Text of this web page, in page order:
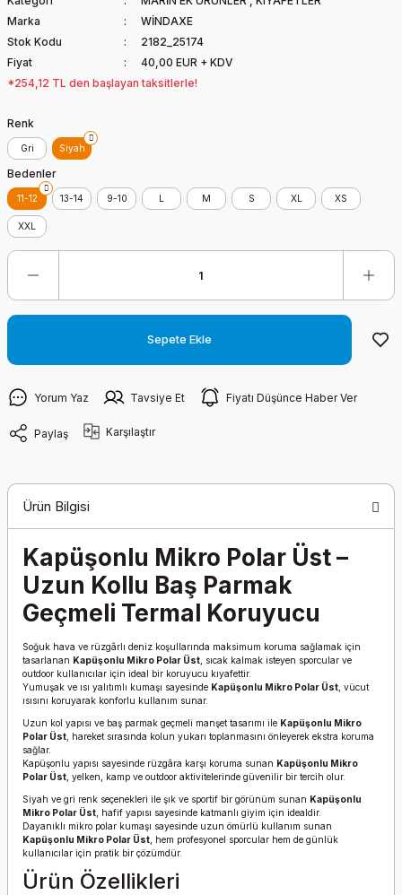
Marka
WİNDAXE
Stok Kodu
2182_25174
Fiyat
40,00 EUR + KDV
*254,12 TL den başlayan taksitlerle!
Renk
Gri Siyah
Bedenler
11-12 13-14 9-10 L M S XL XS
XXL
Sepete Ekle
Yorum Yaz Tavsiye Et Fiyatı Düşünce Haber Ver
Paylaş Karşılaştır
Ürün Bilgisi
Kapüşonlu Mikro Polar Üst –
Uzun Kollu Baş Parmak
Geçmeli Termal Koruyucu
Soğuk hava ve rüzgârlı deniz koşullarında maksimum koruma sağlamak için
tasarlanan Kapüşonlu Mikro Polar Üst , sıcak kalmak isteyen sporcular ve
outdoor kullanıcılar için ideal bir koruyucu kıyafettir.
Yumuşak ve ısı yalıtımlı kumaşı sayesinde Kapüşonlu Mikro Polar Üst , vücut
ısısını koruyarak konforlu kullanım sunar.
Uzun kol yapısı ve baş parmak geçmeli manşet tasarımı ile Kapüşonlu Mikro
Polar Üst , hareket sırasında kolun yukarı toplanmasını önleyerek ekstra koruma
sağlar.
Kapüşonlu yapısı sayesinde rüzgâra karşı koruma sunan Kapüşonlu Mikro
Polar Üst , yelken, kamp ve outdoor aktivitelerinde güvenilir bir tercih olur.
Siyah ve gri renk seçenekleri ile şık ve sportif bir görünüm sunan Kapüşonlu
Mikro Polar Üst , hafif yapısı sayesinde katmanlı giyim için idealdir.
Dayanıklı mikro polar kumaşı sayesinde uzun ömürlü kullanım sunan
Kapüşonlu Mikro Polar Üst , hem profesyonel sporcular hem de günlük
kullanıcılar için pratik bir çözümdür.
Ürün Özellikleri